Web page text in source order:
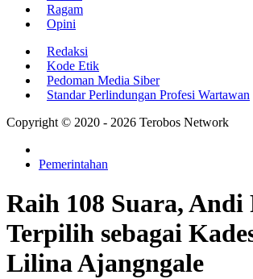
Ragam
Opini
Redaksi
Kode Etik
Pedoman Media Siber
Standar Perlindungan Profesi Wartawan
Copyright © 2020 - 2026 Terobos Network
Pemerintahan
Raih 108 Suara, Andi
Terpilih sebagai
Lilina Ajangngale